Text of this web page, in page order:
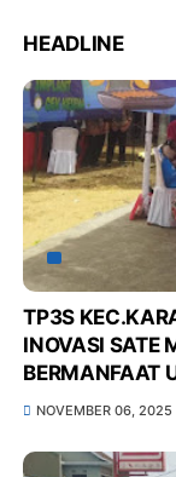
HEADLINE
TP3S
INOVASI SATE
BERMANFAAT
GIZI DI POS
NOVEMBER 06, 2025